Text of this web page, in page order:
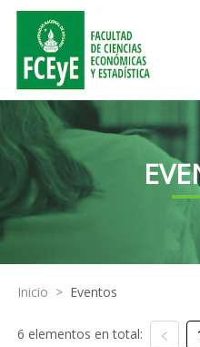
Inicio > Eventos
6 elementos en total: